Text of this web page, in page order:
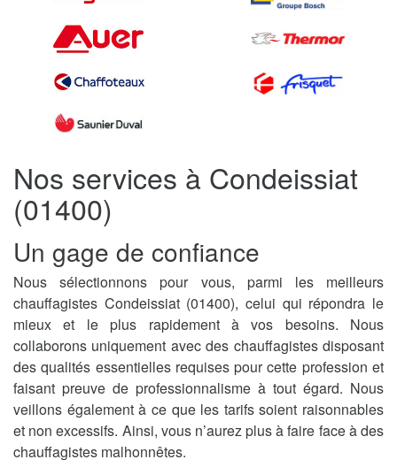
Nos services à Condeissiat
(01400)
Un gage de confiance
Nous sélectionnons pour vous, parmi les meilleurs
chauffagistes Condeissiat (01400), celui qui répondra le
mieux et le plus rapidement à vos besoins. Nous
collaborons uniquement avec des chauffagistes disposant
des qualités essentielles requises pour cette profession et
faisant preuve de professionnalisme à tout égard. Nous
veillons également à ce que les tarifs soient raisonnables
et non excessifs. Ainsi, vous n’aurez plus à faire face à des
chauffagistes malhonnêtes.